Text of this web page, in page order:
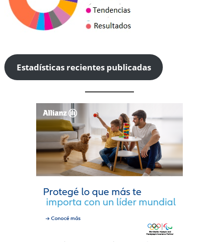
Estadísticas recientes publicadas